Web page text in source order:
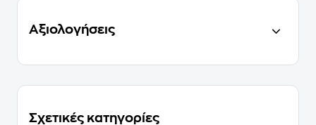
Αξιολογήσεις
Σχετικές κατηγορίες